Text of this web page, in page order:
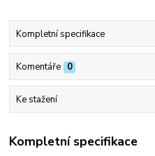
Kompletní specifikace
Komentáře 0
Ke stažení
Kompletní specifikace